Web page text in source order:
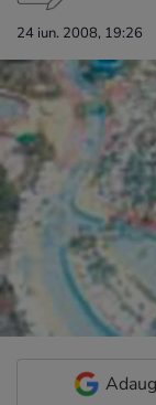
24 iun. 2008, 19:26